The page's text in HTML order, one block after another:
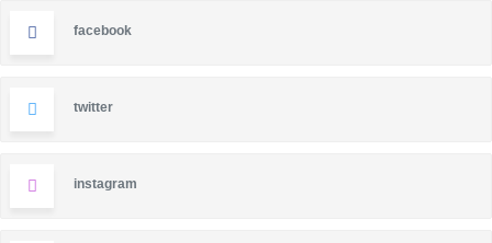
facebook
twitter
instagram